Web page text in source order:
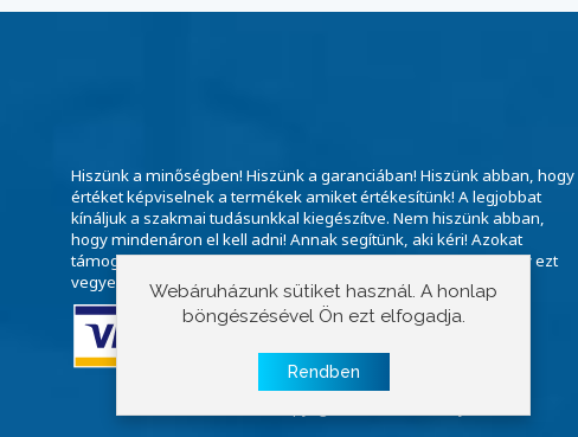
Hiszünk a minőségben! Hiszünk a garanciában! Hiszünk abban, hogy
értéket képviselnek a termékek amiket értékesítünk! A legjobbat
kínáljuk a szakmai tudásunkkal kiegészítve. Nem hiszünk abban,
hogy mindenáron el kell adni! Annak segítünk, aki kéri! Azokat
támogatjuk, akik hisznek bennünk. "A szomszéd mondta, hogy ezt
vegyem" már a múlté! Ne ragadjon a múltban!
Webáruházunk sütiket használ. A honlap
böngészésével Ön ezt elfogadja.
Rendben